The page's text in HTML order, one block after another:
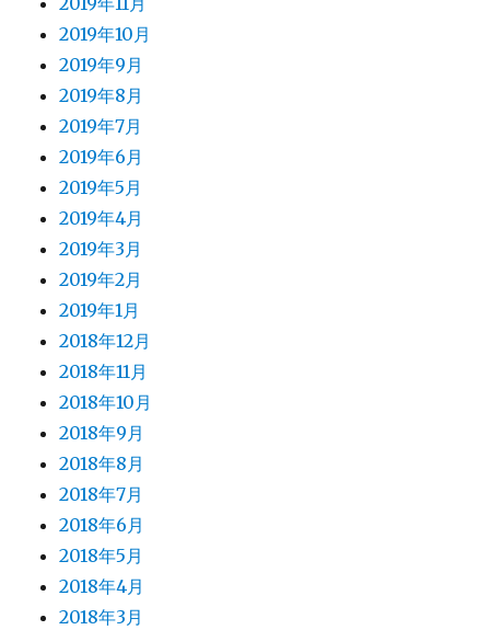
2019年10月
2019年9月
2019年8月
2019年7月
2019年6月
2019年5月
2019年4月
2019年3月
2019年2月
2019年1月
2018年12月
2018年11月
2018年10月
2018年9月
2018年8月
2018年7月
2018年6月
2018年5月
2018年4月
2018年3月